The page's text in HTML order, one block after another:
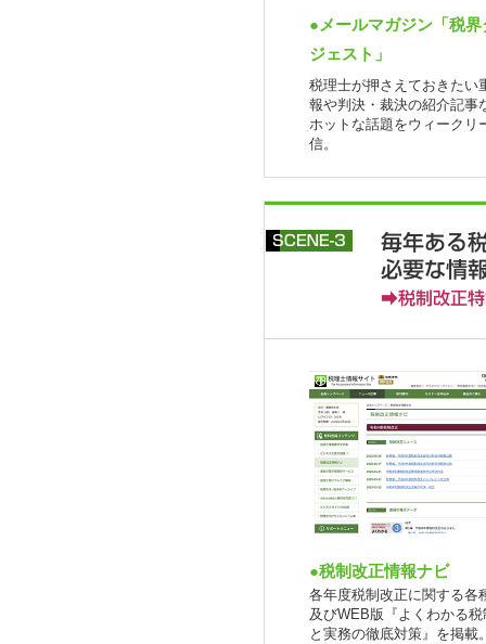
●メールマガジン「税界
ジェスト」
税理士が押さえておきたい
報や判決・裁決の紹介記事
ホットな話題をウィークリ
信。
●税制改正情報ナビ
各年度税制改正に関する各
及びWEB版『よくわかる税
と実務の徹底対策』を掲載